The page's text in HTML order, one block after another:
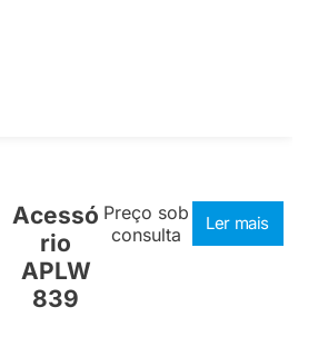
Acessó
rio
APLW
839
Preço sob
consulta
Ler mais